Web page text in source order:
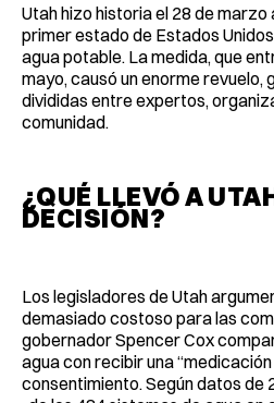
Utah hizo historia el 28 de
primer estado de Estados
agua potable. La medida, que
mayo, causó un enorme revuelo,
divididas entre expertos,
comunidad.
¿QUÉ LLEVÓ A
DECISIÓN?
Los legisladores de Utah
demasiado costoso para las
gobernador Spencer Cox
agua con recibir una
consentimiento. Según datos de